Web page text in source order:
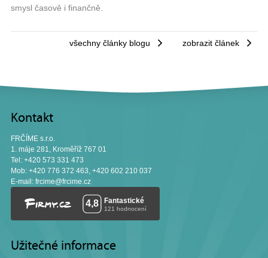
smysl časově i finančně.
všechny články blogu zobrazit článek
Kontakt
FRČÍME s.r.o.
1. máje 281, Kroměříž 767 01
Tel: +420 573 331 473
Mob: +420 776 372 463, +420 602 210 037
E-mail: frcime@frcime.cz
Užitečné informace